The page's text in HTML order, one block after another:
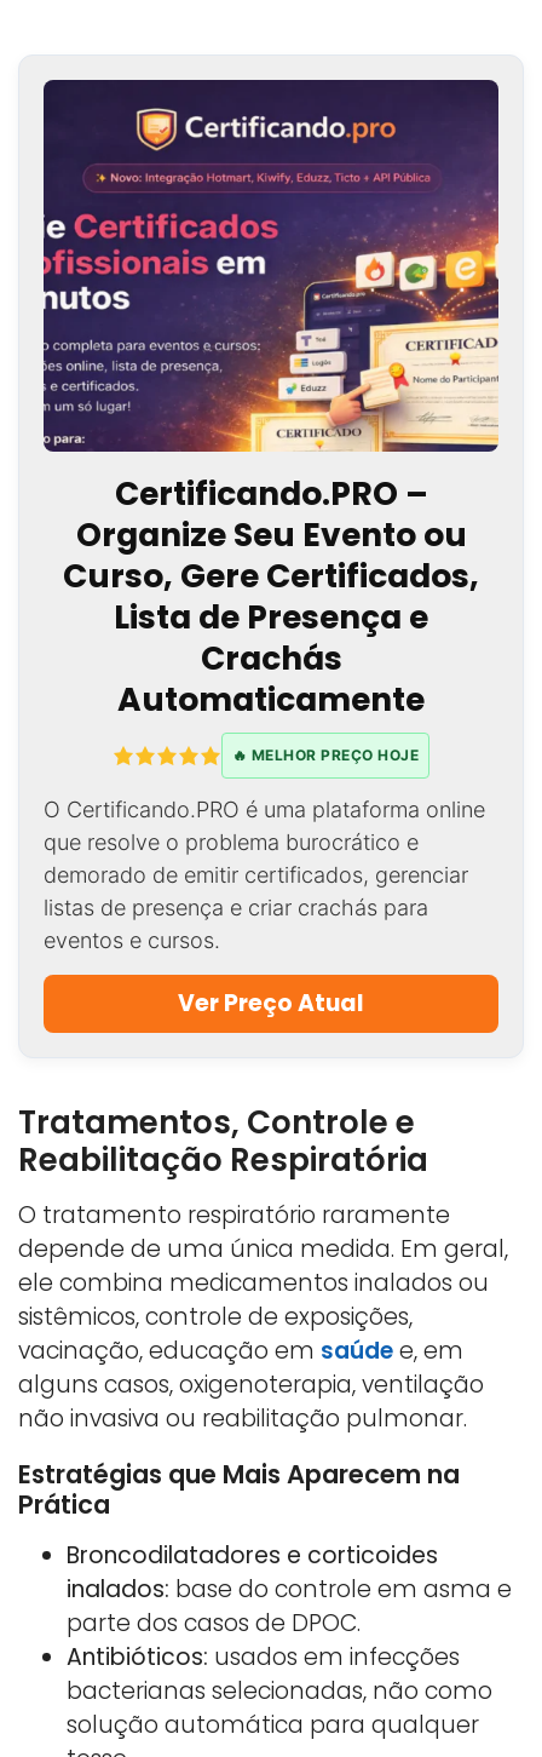
Certificando.PRO –
Organize Seu Evento ou
Curso, Gere Certificados,
Lista de Presença e
Crachás
Automaticamente
🔥 MELHOR PREÇO HOJE
O Certificando.PRO é uma plataforma online
que resolve o problema burocrático e
demorado de emitir certificados, gerenciar
listas de presença e criar crachás para
eventos e cursos.
Ver Preço Atual
Tratamentos, Controle e
Reabilitação Respiratória
O tratamento respiratório raramente
depende de uma única medida. Em geral,
ele combina medicamentos inalados ou
sistêmicos, controle de exposições,
vacinação, educação em saúdee, em
alguns casos, oxigenoterapia, ventilação
não invasiva ou reabilitação pulmonar.
Estratégias que Mais Aparecem na
Prática
Broncodilatadores e corticoides
inalados: base do controle em asma e
parte dos casos de DPOC.
Antibióticos: usados em infecções
bacterianas selecionadas, não como
solução automática para qualquer